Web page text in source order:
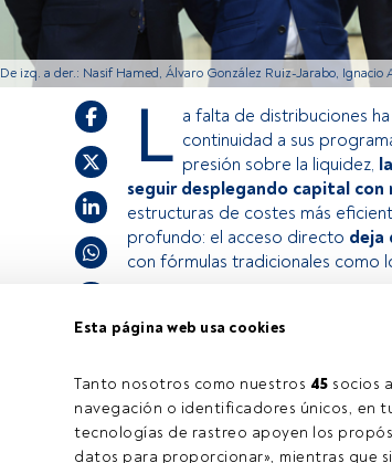
Esta página web usa cookies
Tanto nosotros como nuestros 45 socios
navegación o identificadores únicos, en
tecnologías de rastreo apoyen los
datos para proporcionar», mientras que
De izq. a der.: Nasif Hamed, Álvaro González Ruiz-Jarabo,
1 min.
L a falta de distribuciones
continuidad a sus
presión sobre la liquidez,
seguir desplegando capital con
estructuras de costes más
profundo: el acceso directo deja
con fórmulas tradicionales como
Este es un artículo exclusivo
invitamos a registrarte y